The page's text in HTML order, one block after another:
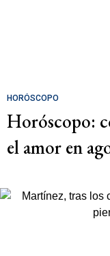
HORÓSCOPO
Horóscopo:
el amor en